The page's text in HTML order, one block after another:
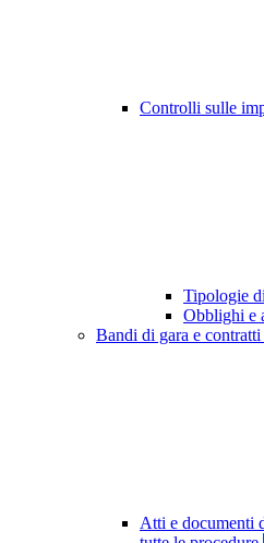
Controlli sulle
Tipologie
Obblighi e
Bandi di gara e contratti
Atti e documenti